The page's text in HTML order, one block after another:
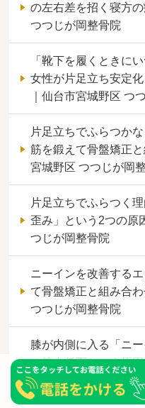
の左右差を招く寝方
つつじが岡整骨院
「靴下を履くときに
女性が片足立ち安定
｜仙台市宮城野区 つ
片足立ちでふらつか
筋を鍛えて骨盤矯正
宮城野区 つつじが岡
片足立ちでふらつく
歪み」という2つの原
つじが岡整骨院
ニーインを改善する
て骨盤矯正と組み合
つつじが岡整骨院
膝が内側に入る「ニ
の筋力低下という原
つじが岡整骨院